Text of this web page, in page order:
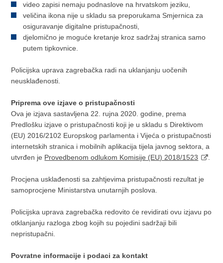
video zapisi nemaju podnaslove na hrvatskom jeziku,
veličina ikona nije u skladu sa preporukama Smjernica za
osiguravanje digitalne pristupačnosti,
djelomično je moguće kretanje kroz sadržaj stranica samo
putem tipkovnice.
Policijska uprava zagrebačka radi na uklanjanju uočenih
neusklađenosti.
Priprema ove izjave o pristupačnosti
Ova je izjava sastavljena 22. rujna 2020. godine, prema
Predlošku izjave o pristupačnosti koji je u skladu s Direktivom
(EU) 2016/2102 Europskog parlamenta i Vijeća o pristupačnosti
internetskih stranica i mobilnih aplikacija tijela javnog sektora, a
utvrđen je Provedbenom odlukom Komisije (EU) 2018/1523
Procjena usklađenosti sa zahtjevima pristupačnosti rezultat je
samoprocjene Ministarstva unutarnjih poslova.
Policijska uprava zagrebačka redovito će revidirati ovu izjavu po
otklanjanju razloga zbog kojih su pojedini sadržaji bili
nepristupačni.
Povratne informacije i podaci za kontakt